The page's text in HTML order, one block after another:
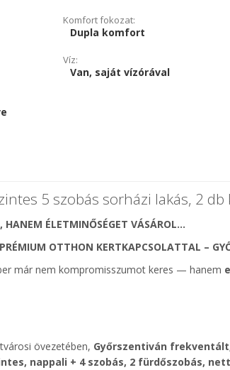
Komfort fokozat:
Dupla komfort
Víz:
Van, saját vízórával
5 szobás sorházi lakás, 2
HANEM ÉLETMINŐSÉGET VÁSÁROL…
OTTHON KERTKAPCSOLATTAL –
már nem kompromisszumot keres — hanem
övezetében, Győrszentiván
nappali + 4 szobás, 2 fürdőszobás,